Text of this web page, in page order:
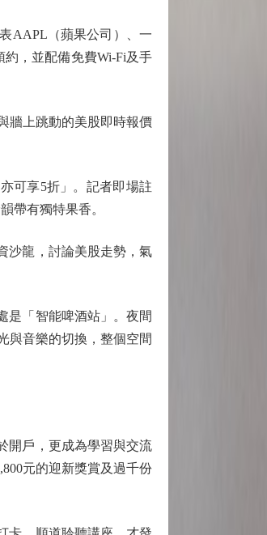
AAPL（蘋果公司）、一
約，並配備免費Wi-Fi及手
牆上跳動的美股即時報價
可享5折」。記者即場註
帶有獨特果香。
沙龍，討論美股走勢，氣
「智能啤酒站」。夜間
與音樂的切換，整個空間
開戶，更成為學習與交流
元的迎新獎賞及過千份